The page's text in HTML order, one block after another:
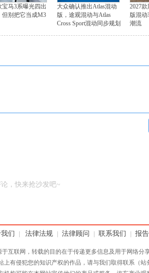
宝马3系曝光四出
但别把它当成M3
大众确认推出Atlas混动
版，途观混动与Atlas
Cross Sport混动同步规划
2027
版混
潮流
，快来抢沙发吧~
们 法律法规 法律顾问 联系我们 报
互联网，转载的目的在于传递更多信息及用于网络分
上有侵犯您的知识产权的作品，请与我们取得联系（站